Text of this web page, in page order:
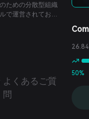
ための分散型組織
で運営されてお
ブロックチェー
よくあるご質
問
50%